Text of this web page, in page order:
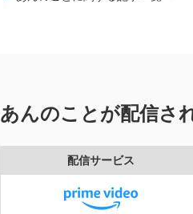
あんのことが配信さ
配信サービス